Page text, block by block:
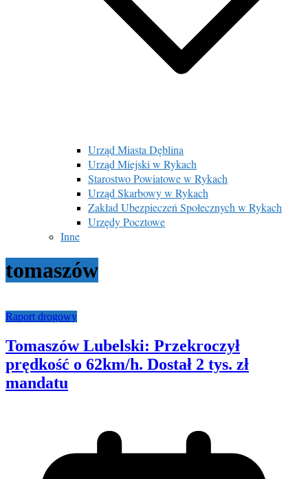
Urząd Miasta Dęblina
Urząd Miejski w Rykach
Starostwo Powiatowe w Rykach
Urząd Skarbowy w Rykach
Zakład Ubezpieczeń Społecznych w Rykach
Urzędy Pocztowe
Inne
tomaszów
Raport drogowy
Tomaszów Lubelski: Przekroczył
prędkość o 62km/h. Dostał 2 tys. zł
mandatu